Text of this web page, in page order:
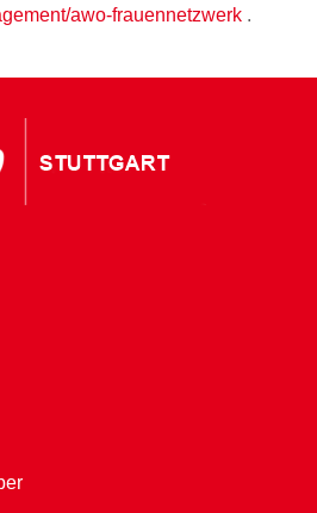
awo-frauennetzwerk .